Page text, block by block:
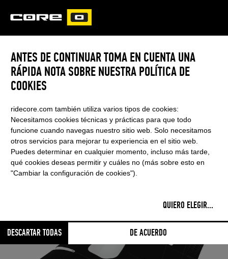
CARVED
ANTES DE CONTINUAR TOMA EN CUENTA UNA
RÁPIDA NOTA SOBRE NUESTRA POLÍTICA DE
COOKIES
ridecore.com también utiliza varios tipos de cookies:
Necesitamos cookies técnicas y prácticas para que todo
funcione cuando navegas nuestro sitio web. Solo necesitamos
otros servicios para mejorar tu experiencia en el sitio web.
Puedes determinar en cualquier momento, incluso más tarde,
qué cookies deseas permitir y cuáles no (más sobre esto en
"Cambiar la configuración de cookies").
QUIERO ELEGIR...
DESCARTAR TODAS DE ACUERDO